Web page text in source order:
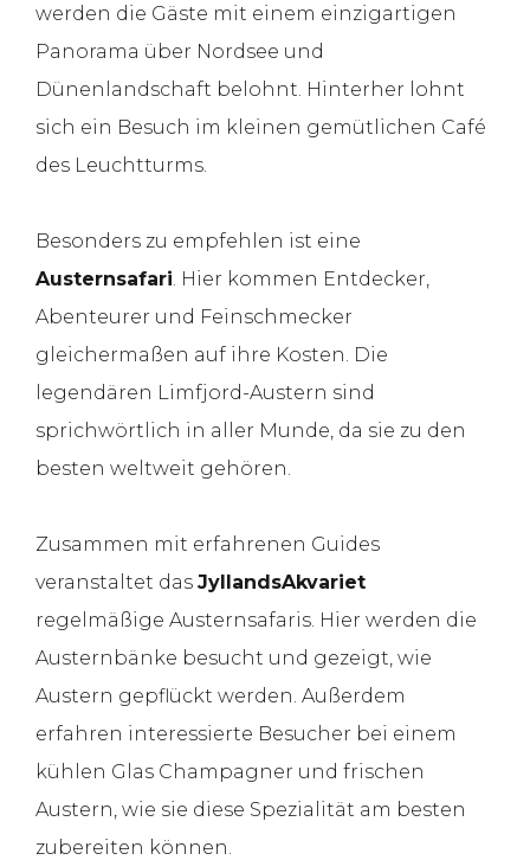
werden die Gäste mit einem einzigartigen
Panorama über Nordsee und
Dünenlandschaft belohnt. Hinterher lohnt
sich ein Besuch im kleinen gemütlichen Café
des Leuchtturms.
Besonders zu empfehlen ist eine
Austernsafari . Hier kommen Entdecker,
Abenteurer und Feinschmecker
gleichermaßen auf ihre Kosten. Die
legendären Limfjord-Austern sind
sprichwörtlich in aller Munde, da sie zu den
besten weltweit gehören.
Zusammen mit erfahrenen Guides
veranstaltet das JyllandsAkvariet
regelmäßige Austernsafaris. Hier werden die
Austernbänke besucht und gezeigt, wie
Austern gepflückt werden. Außerdem
erfahren interessierte Besucher bei einem
kühlen Glas Champagner und frischen
Austern, wie sie diese Spezialität am besten
zubereiten können.